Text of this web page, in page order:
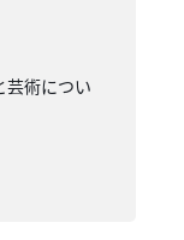
芸術につい